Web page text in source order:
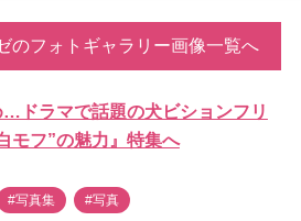
のフォトギャラリー画像一覧へ
…ドラマで話題の犬ビションフリ
モフ”の魅力』特集へ
#写真集 #写真